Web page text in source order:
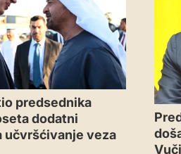
predsednika
dodatni
učvršćivanje veza